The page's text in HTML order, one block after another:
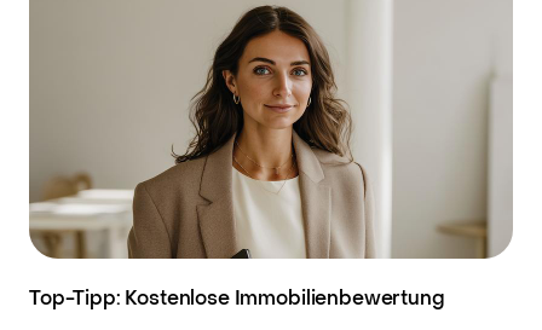
Top-Tipp: Kostenlose Immobilienbewertung